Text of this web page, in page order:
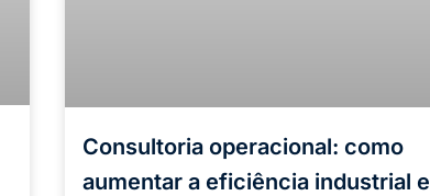
Consultoria operacional: como
aumentar a eficiência industrial e